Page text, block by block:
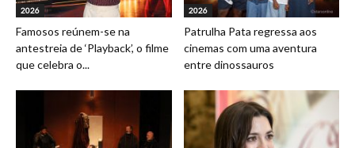
2026
Famosos reúnem-se na
antestreia de ‘Playback’, o filme
que celebra o...
2026
Patrulha Pata regressa aos
cinemas com uma aventura
entre dinossauros